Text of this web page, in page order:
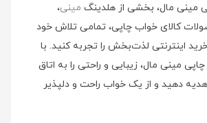
مینی مال، بخشی از هلدینگ مینی،
کالای خواب چاپی، تمامی تلاش خود
اینترنتی لذت‌بخش را تجربه کنید. با
مینی مال، زیبایی و راحتی را به اتاق
دهید و از یک خواب راحت و دلپذیر